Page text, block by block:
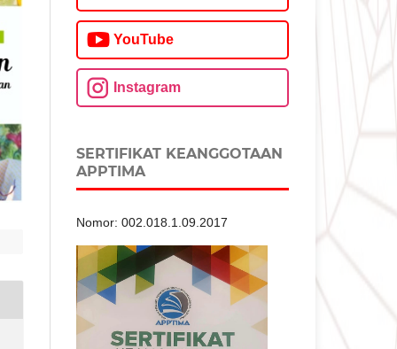
YouTube
Instagram
SERTIFIKAT KEANGGOTAAN
APPTIMA
Nomor: 002.018.1.09.2017